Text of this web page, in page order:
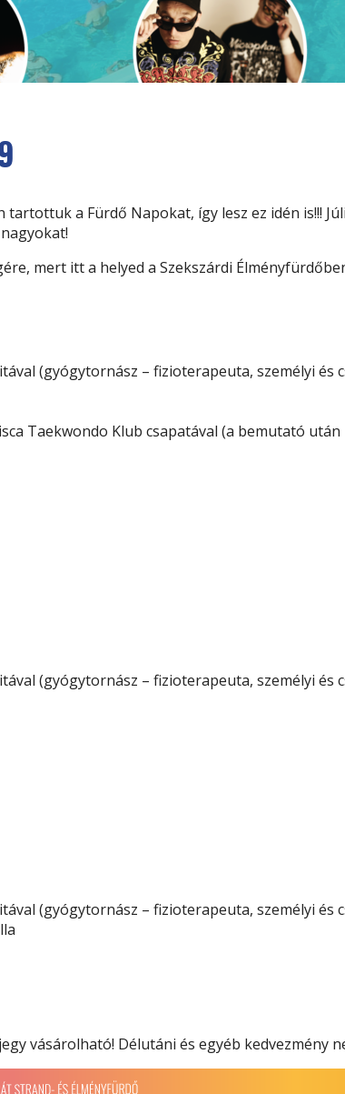
a Fürdő Napokat, így lesz ez idén is!!!
mert itt a helyed a Szekszárdi
(gyógytornász – fizioterapeuta, személyi és
Taekwondo Klub csapatával (a bemutató
(gyógytornász – fizioterapeuta, személyi és
(gyógytornász – fizioterapeuta, személyi és
vásárolható! Délutáni és egyéb kedvezmény